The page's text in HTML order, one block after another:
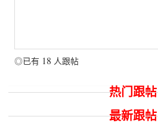
◎已有 18 人跟帖
热门跟帖
最新跟帖